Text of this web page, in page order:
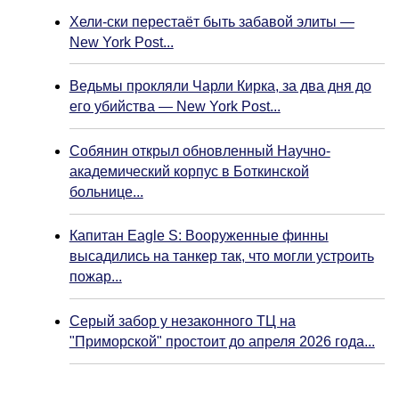
Хели-ски перестаёт быть забавой элиты —
New York Post...
Ведьмы прокляли Чарли Кирка, за два дня до
его убийства — New York Post...
Собянин открыл обновленный Научно-
академический корпус в Боткинской
больнице...
Капитан Eagle S: Вооруженные финны
высадились на танкер так, что могли устроить
пожар...
Серый забор у незаконного ТЦ на
"Приморской" простоит до апреля 2026 года...